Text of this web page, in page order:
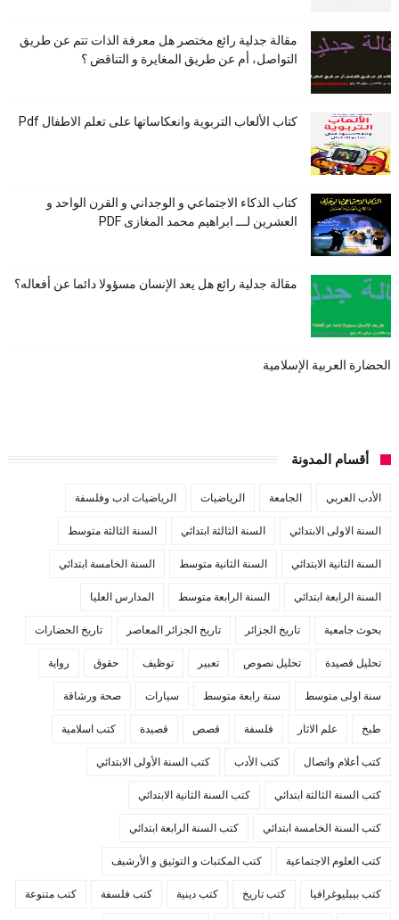
مقالة جدلية رائع مختصر هل معرفة الذات تتم عن طريق
التواصل، أم عن طريق المغايرة و التناقض ؟
كتاب الألعاب التربوية وانعكاساتها على تعلم الاطفال Pdf
كتاب الذكاء الاجتماعي و الوجداني و القرن الواحد و
العشرين لـــ ابراهيم محمد المغازى PDF
مقالة جدلية رائع هل يعد الإنسان مسؤولا دائما عن أفعاله؟
الحضارة العربية الإسلامية
أقسام المدونة
الأدب العربي الجامعة الرياضيات الرياضيات ادب وفلسفة
السنة الاولى الابتدائي السنة الثالثة ابتدائي السنة الثالثة متوسط
السنة الثانية الابتدائي السنة الثانية متوسط السنة الخامسة ابتدائي
السنة الرابعة ابتدائي السنة الرابعة متوسط المدارس العليا
بحوث جامعية تاريخ الجزائر تاريخ الجزائر المعاصر تاريخ الحضارات
تحليل قصيدة تحليل نصوص تعبير توظيف حقوق رواية
سنة اولى متوسط سنة رابعة متوسط سيارات صحة ورشاقة
طبخ علم الاثار فلسفة قصص قصيدة كتب اسلامية
كتب أعلام واتصال كتب الأدب كتب السنة الأولى الابتدائي
كتب السنة الثالثة ابتدائي كتب السنة الثانية الابتدائي
كتب السنة الخامسة ابتدائي كتب السنة الرابعة ابتدائي
كتب العلوم الاجتماعية كتب المكتبات و التوثيق و الأرشيف
كتب بيبليوغرافيا كتب تاريخ كتب دينية كتب فلسفة كتب متنوعة